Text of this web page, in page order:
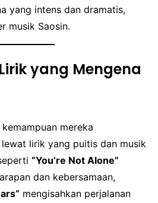
yang intens dan dramatis,
musik Saosin.
yang Mengena
mereka
lirik yang puitis dan musik
“You’re Not Alone”
dan kebersamaan,
mengisahkan perjalanan